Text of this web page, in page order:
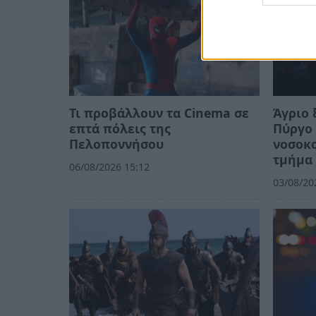
Τι προβάλλουν τα Cinema σε
επτά πόλεις της
Πελοποννήσου
06/08/2026 15:12
Άγριο
Πύργο
τμήμα
03/08/